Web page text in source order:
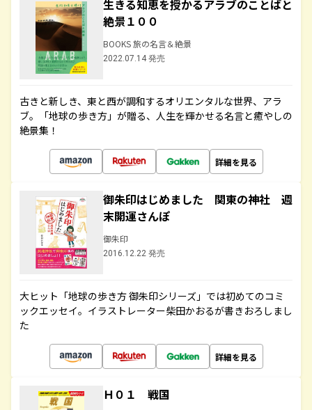
生きる知恵を授かるアラブのことばと
絶景１００
BOOKS 旅の名言＆絶景
2022.07.14 発売
古きと新しき、東と西が調和するオリエンタルな世界、アラ
ブ。「地球の歩き方」が贈る、人生を輝かせる名言と癒やしの
絶景集！
詳細を見る
御朱印はじめました 関東の神社 週
末開運さんぽ
御朱印
2016.12.22 発売
大ヒット「地球の歩き方 御朱印シリーズ」では初めてのコミ
ックエッセイ。イラストレーター柴田かおるが書きおろしまし
た
詳細を見る
Ｈ０１ 戦国